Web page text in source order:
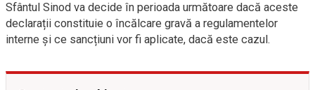
Sfântul Sinod va decide în perioada următoare dacă aceste
declarații constituie o încălcare gravă a regulamentelor
interne și ce sancțiuni vor fi aplicate, dacă este cazul.